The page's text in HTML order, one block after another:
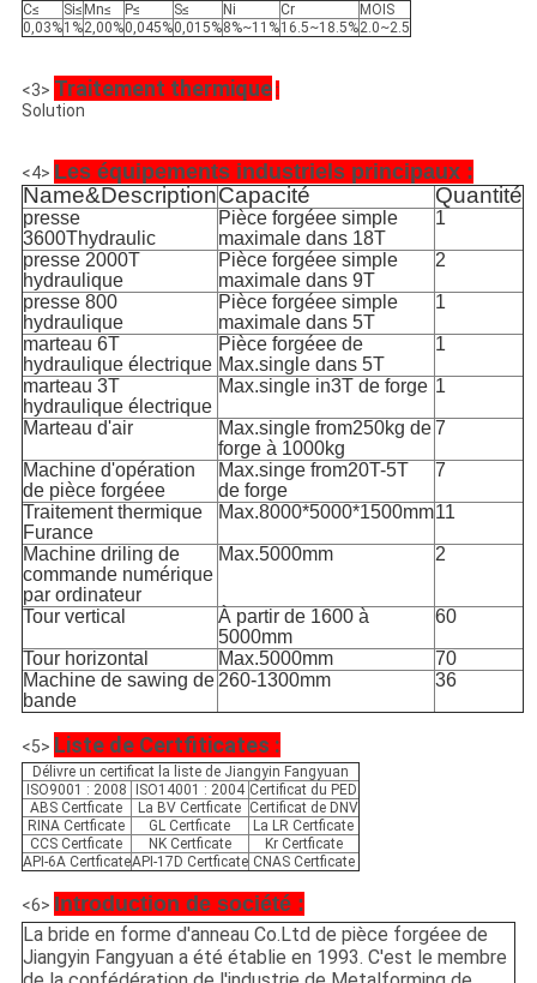
C≤ Si≤ Mn≤ P≤ S≤ Ni Cr
MOIS
0,03%1%2,00%0,045%0,015%8%~11%16.5~18.5%2.0~2.5
<3> Traitement thermique :
Solution
<4> Les équipements industriels principaux :
Name&DescriptionCapacité Quantité
presse
3600Thydraulic
Pièce forgéee simple
maximale dans 18T
1
presse 2000T
hydraulique
Pièce forgéee simple
maximale dans 9T
2
presse 800
hydraulique
Pièce forgéee simple
maximale dans 5T
1
marteau 6T
hydraulique électrique
Pièce forgéee de
Max.single dans 5T
1
marteau 3T
hydraulique électrique
Max.single in3T de forge 1
Marteau d'air
Max.single from250kg de
forge à 1000kg
7
Machine d'opération
de pièce forgéee
Max.singe from20T-5T
de forge
7
Traitement thermique
Furance
Max.8000*5000*1500mm11
Machine driling de
commande numérique
par ordinateur
Max.5000mm 2
Tour vertical
À partir de 1600 à
5000mm
60
Tour horizontal Max.5000mm
70
Machine de sawing de
bande
260-1300mm 36
<5> Liste de Certfiticates :
Délivre un certificat la liste de Jiangyin Fangyuan
ISO9001 : 2008
ISO14001 : 2004 Certificat du PED
ABS Certficate
La BV Certficate Certificat de DNV
RINA Certficate
GL Certficate
La LR Certficate
CCS Certficate
NK Certficate
Kr Certficate
API-6A CertficateAPI-17D Certficate CNAS Certficate
<6> Introduction de société :
La bride en forme d'anneau Co.Ltd de pièce forgéee de
Jiangyin Fangyuan a été établie en 1993. C'est le membre